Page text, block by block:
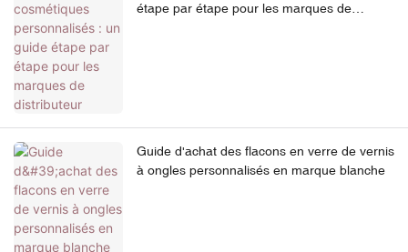
étape par étape pour les marques de
Guide d'achat des flacons en verre de vernis
à ongles personnalisés en marque blanche